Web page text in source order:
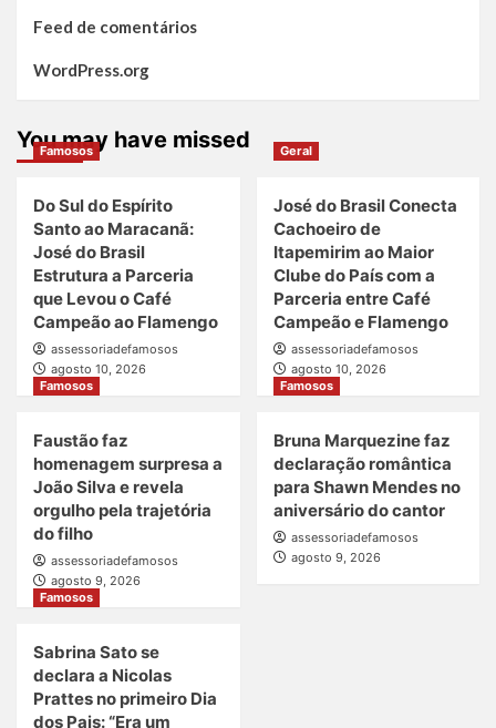
Feed de comentários
WordPress.org
You may have missed
Famosos
Do Sul do Espírito
Santo ao Maracanã:
José do Brasil
Estrutura a Parceria
que Levou o Café
Campeão ao Flamengo
assessoriadefamosos
agosto 10, 2026
Geral
José do Brasil Conecta
Cachoeiro de
Itapemirim ao Maior
Clube do País com a
Parceria entre Café
Campeão e Flamengo
assessoriadefamosos
agosto 10, 2026
Famosos
Faustão faz
homenagem surpresa a
João Silva e revela
orgulho pela trajetória
do filho
assessoriadefamosos
agosto 9, 2026
Famosos
Bruna Marquezine faz
declaração romântica
para Shawn Mendes no
aniversário do cantor
assessoriadefamosos
agosto 9, 2026
Famosos
Sabrina Sato se
declara a Nicolas
Prattes no primeiro Dia
dos Pais: “Era um